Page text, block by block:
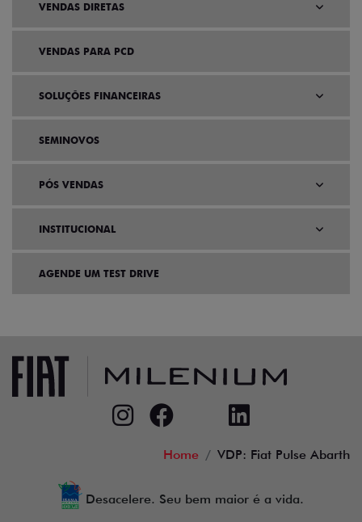
VENDAS DIRETAS
VENDAS PARA PCD
SOLUÇÕES FINANCEIRAS
SEMINOVOS
PÓS VENDAS
INSTITUCIONAL
AGENDE UM TEST DRIVE
Home VDP: Fiat Pulse Abarth
Desacelere. Seu bem maior é a vida.